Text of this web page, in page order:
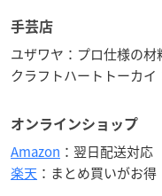
手芸店
ユザワヤ：プロ仕様の材
クラフトハートトーカ
オンラインショップ
Amazon ：翌日配送対応
楽天 ：まとめ買いがお得